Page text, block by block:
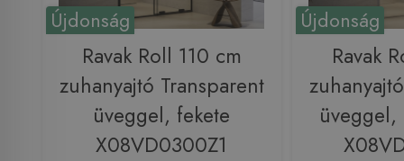
Újdonság
Ravak Roll 110 cm
zuhanyajtó Transparent
üveggel, fekete
X08VD0300Z1
Újdonság
Ravak
üveggel,